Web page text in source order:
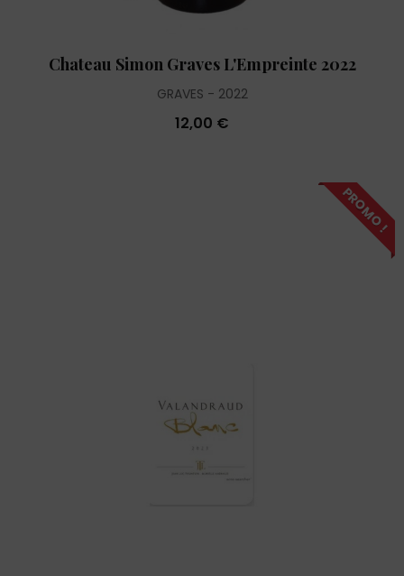
Chateau Simon Graves L'Empreinte 2022
GRAVES 2022
12,00 €
PROMO !